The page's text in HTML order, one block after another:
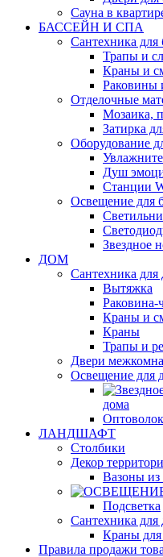
Сауна в
БАССЕЙН И СПА
Сантехника для
Трапы и
Краны и
Раковины
Отделочные
Мозаика,
Затирка
Оборудование
Душ
Станции
Освещение для
Звездное
ДОМ
Сантехника для
Вытяжка
Раковина-
Краны и
Краны
Трапы и
Двери
Освещение для
дома
ЛАНДШАФТ
Столбики
Декор
Вазоны из
Подсветка
Сантехника для
Краны для
Правила продажи